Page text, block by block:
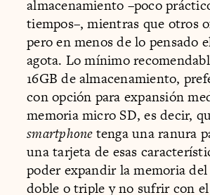
almacenamiento –poco
tiempos–, mientras que otros
pero en menos de lo pensado
agota. Lo mínimo
16GB de almacenamiento,
con opción para expansión
memoria micro SD, es decir,
smartphonetenga una ranura
una tarjeta de esas
poder expandir la memoria
doble o triple y no sufrir con